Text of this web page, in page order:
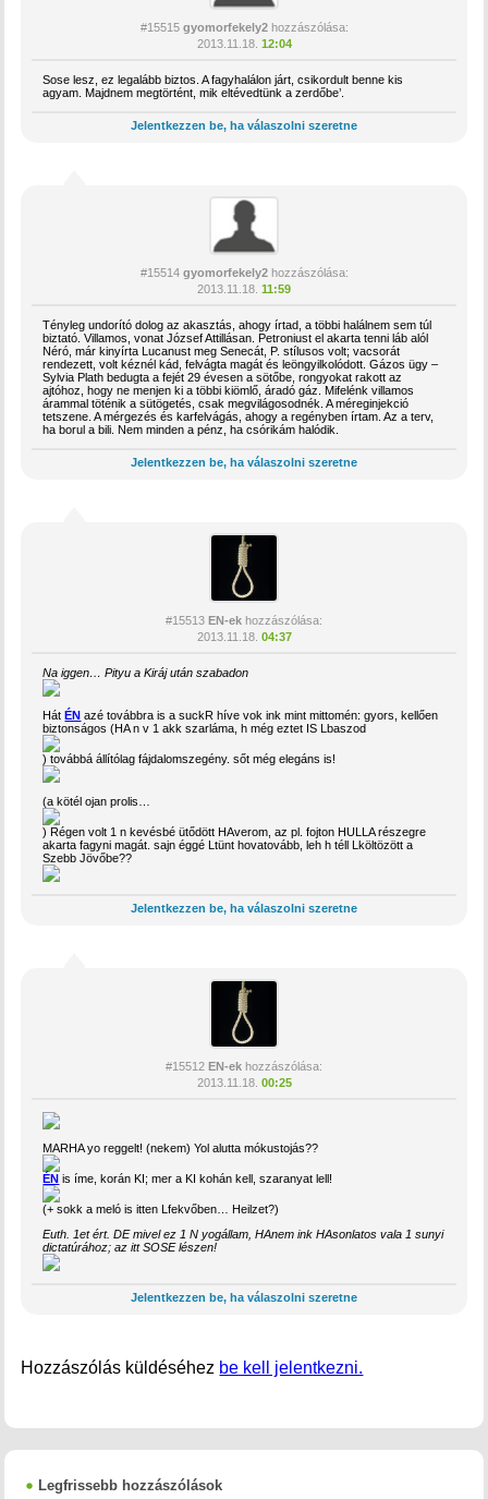
#15515 gyomorfekely2hozzászólása:
2013.11.18. 12:04
Sose lesz, ez legalább biztos. A fagyhalálon járt, csikordult benne kis
agyam. Majdnem megtörtént, mik eltévedtünk a zerdőbe’.
Jelentkezzen be, ha válaszolni szeretne
#15514 gyomorfekely2hozzászólása:
2013.11.18. 11:59
Tényleg undorító dolog az akasztás, ahogy írtad, a többi halálnem sem túl
biztató. Villamos, vonat József Attillásan. Petroniust el akarta tenni láb alól
Néró, már kinyírta Lucanust meg Senecát, P. stílusos volt; vacsorát
rendezett, volt kéznél kád, felvágta magát és leöngyilkolódott. Gázos ügy –
Sylvia Plath bedugta a fejét 29 évesen a sötőbe, rongyokat rakott az
ajtóhoz, hogy ne menjen ki a többi kiömlő, áradó gáz. Mifelénk villamos
árammal töténik a sütögetés, csak megvilágosodnék. A méreginjekció
tetszene. A mérgezés és karfelvágás, ahogy a regényben írtam. Az a terv,
ha borul a bili. Nem minden a pénz, ha csórikám halódik.
Jelentkezzen be, ha válaszolni szeretne
#15513 EN-ek hozzászólása:
2013.11.18. 04:37
Na iggen… Pityu a Kiráj után szabadon
HátÉN azé továbbra is a suckR híve vok ink mint mittomén: gyors, kellően
biztonságos (HA n v 1 akk szarláma, h még eztet IS Lbaszod
) továbbá állítólag fájdalomszegény. sőt még elegáns is!
(a kötél ojan prolis…
) Régen volt 1 n kevésbé ütődött HAverom, az pl. fojton HULLA részegre
akarta fagyni magát. sajn éggé Ltünt hovatovább, leh h téll Lköltözött a
Szebb Jövőbe??
Jelentkezzen be, ha válaszolni szeretne
#15512 EN-ek hozzászólása:
2013.11.18. 00:25
MARHA yo reggelt! (nekem) Yol alutta mókustojás??
ÉN is íme, korán KI; mer a KI kohán kell, szaranyat lell!
(+ sokk a meló is itten Lfekvőben… Heilzet?)
Euth. 1et ért. DE mivel ez 1 N yogállam, HAnem ink HAsonlatos vala 1 sunyi
dictatúrához; az itt SOSE lészen!
Jelentkezzen be, ha válaszolni szeretne
Hozzászólás küldéséhez be kell jelentkezni.
Legfrissebb hozzászólások